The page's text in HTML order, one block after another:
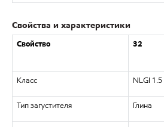
Свойства и характеристики
Свойство 32
Класс NLGI 1.5
Тип загустителя Глина